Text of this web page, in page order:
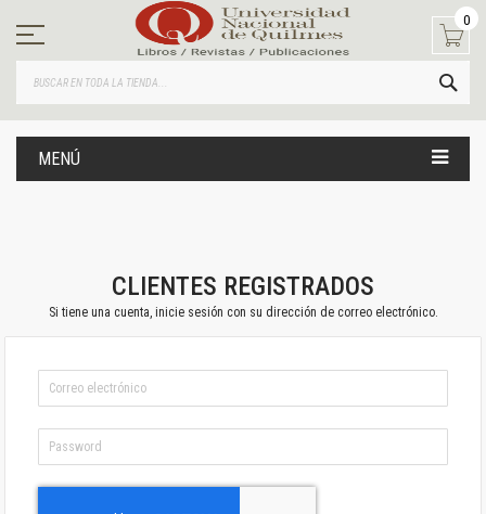
contenido
0
MENÚ
CLIENTES REGISTRADOS
Si tiene una cuenta, inicie sesión con su dirección de correo electrónico.